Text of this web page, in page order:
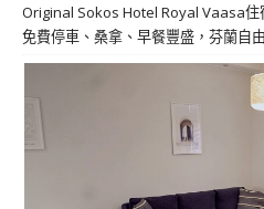
Original Sokos Hotel Royal Vaasa住
免費停車、桑拿、早餐豐盛，芬蘭自